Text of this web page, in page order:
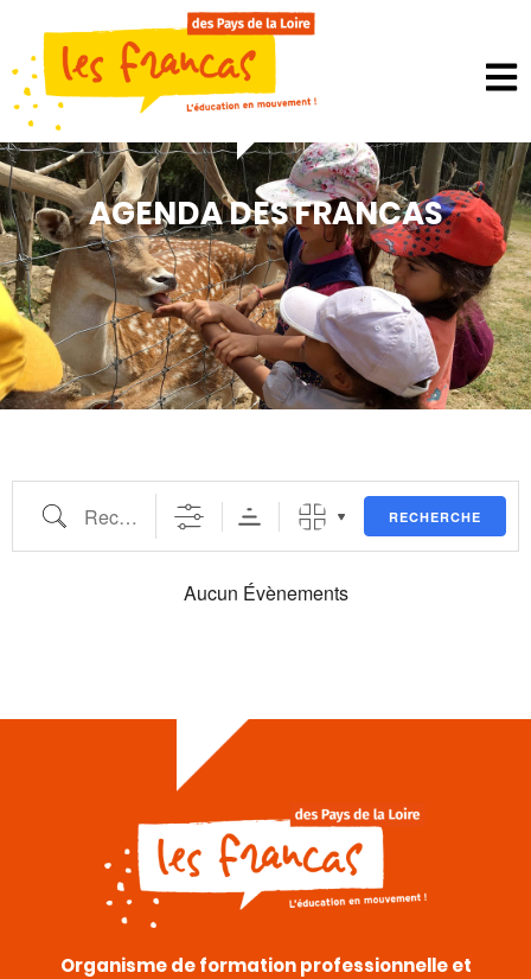
AGENDA DES FRANCAS
RECHERCHE
Aucun Évènements
Organisme de formation professionnelle et